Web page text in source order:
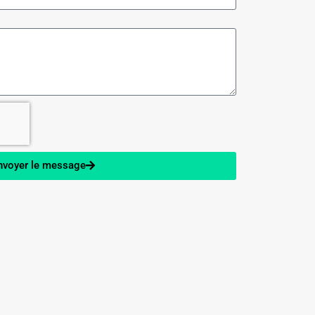
le message